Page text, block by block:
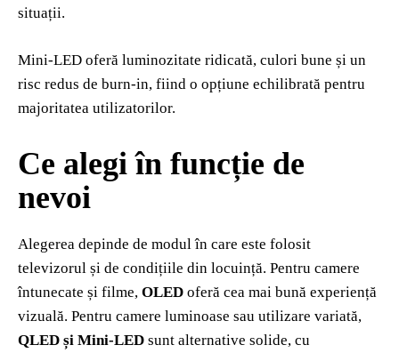
situații.
Mini‑LED oferă luminozitate ridicată, culori bune și un
risc redus de burn‑in, fiind o opțiune echilibrată pentru
majoritatea utilizatorilor.
Ce alegi în funcție de
nevoi
Alegerea depinde de modul în care este folosit
televizorul și de condițiile din locuință. Pentru camere
întunecate și filme, OLED oferă cea mai bună experiență
vizuală. Pentru camere luminoase sau utilizare variată,
QLED și Mini‑LED sunt alternative solide, cu